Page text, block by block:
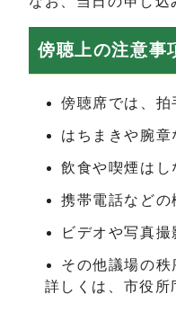
傍聴上の注意事
傍聴席では、拍
はちまきや腕章
飲食や喫煙はし
携帯電話など
ビデオや写真撮
その他議場の秩
詳しくは、市役所